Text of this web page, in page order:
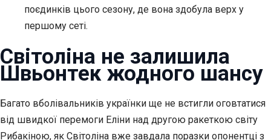
поєдинків цього сезону, де вона здобула верх у
першому сеті.
Світоліна не залишила
Швьонтек жодного шансу
Багато вболівальників українки ще не встигли оговтатися
від швидкої перемоги Еліни над другою ракеткою світу
Рибакіною, як Світоліна вже завдала поразки опонентці з